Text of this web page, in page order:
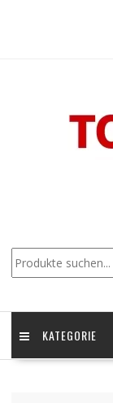
KATEGORIE